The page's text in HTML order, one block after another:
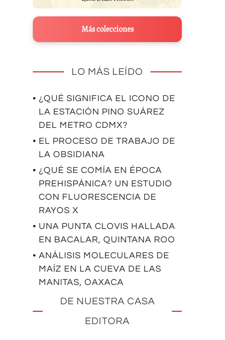
Más colecciones
LO MÁS LEÍDO
• ¿QUÉ SIGNIFICA EL ICONO DE
LA ESTACIÓN PINO SUÁREZ
DEL METRO CDMX?
• EL PROCESO DE TRABAJO DE
LA OBSIDIANA
• ¿QUÉ SE COMÍA EN ÉPOCA
PREHISPÁNICA? UN ESTUDIO
CON FLUORESCENCIA DE
RAYOS X
• UNA PUNTA CLOVIS HALLADA
EN BACALAR, QUINTANA ROO
• ANÁLISIS MOLECULARES DE
MAÍZ EN LA CUEVA DE LAS
MANITAS, OAXACA
DE NUESTRA CASA
EDITORA